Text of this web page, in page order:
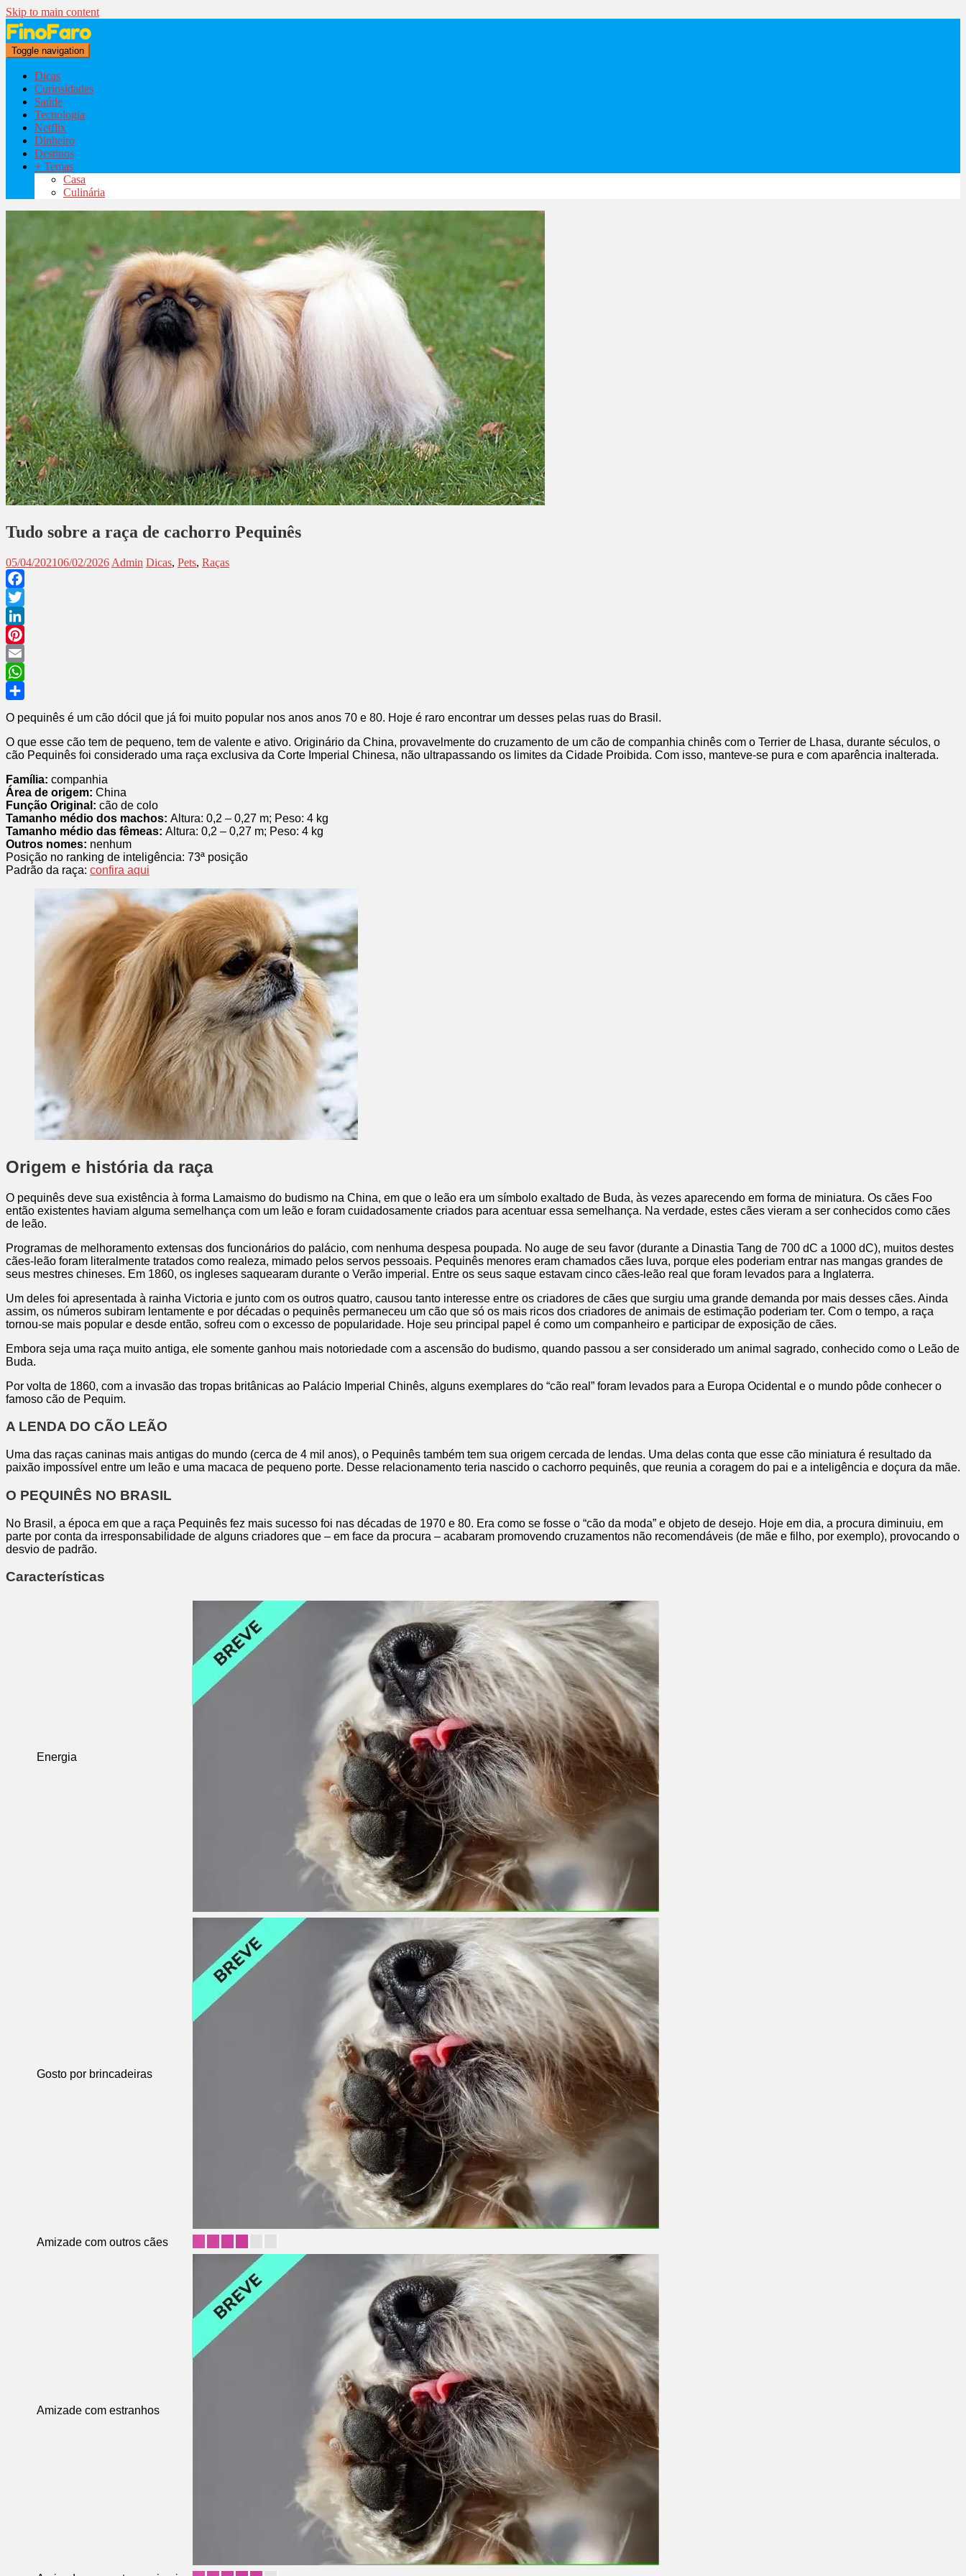
Skip to main content
Toggle navigation
Dicas
Curiosidades
Saúde
Tecnologia
Netflix
Dinheiro
Destinos
+ Temas
Casa
Culinária
Tudo sobre a raça de cachorro Pequinês
05/04/202106/02/2026 Admin Dicas, Pets, Raças
Facebook
Twitter
LinkedIn
Pinterest
Email
WhatsApp
O pequinês é um cão dócil que já foi muito popular nos anos anos 70 e 80. Hoje é raro encontrar um desses pelas ruas do Brasil.
O que esse cão tem de pequeno, tem de valente e ativo. Originário da China, provavelmente do cruzamento de um cão de companhia chinês com o Terrier de Lhasa, durante séculos, o
cão Pequinês foi considerado uma raça exclusiva da Corte Imperial Chinesa, não ultrapassando os limites da Cidade Proibida. Com isso, manteve-se pura e com aparência inalterada.
Família: companhia
Área de origem: China
Função Original: cão de colo
Tamanho médio dos machos: Altura: 0,2 – 0,27 m; Peso: 4 kg
Tamanho médio das fêmeas: Altura: 0,2 – 0,27 m; Peso: 4 kg
Outros nomes: nenhum
Posição no ranking de inteligência: 73ª posição
Padrão da raça: confira aqui
Origem e história da raça
O pequinês deve sua existência à forma Lamaismo do budismo na China, em que o leão era um símbolo exaltado de Buda, às vezes aparecendo em forma de miniatura. Os cães Foo
então existentes haviam alguma semelhança com um leão e foram cuidadosamente criados para acentuar essa semelhança. Na verdade, estes cães vieram a ser conhecidos como cães
de leão.
Programas de melhoramento extensas dos funcionários do palácio, com nenhuma despesa poupada. No auge de seu favor (durante a Dinastia Tang de 700 dC a 1000 dC), muitos destes
cães-leão foram literalmente tratados como realeza, mimado pelos servos pessoais. Pequinês menores eram chamados cães luva, porque eles poderiam entrar nas mangas grandes de
seus mestres chineses. Em 1860, os ingleses saquearam durante o Verão imperial. Entre os seus saque estavam cinco cães-leão real que foram levados para a Inglaterra.
Um deles foi apresentada à rainha Victoria e junto com os outros quatro, causou tanto interesse entre os criadores de cães que surgiu uma grande demanda por mais desses cães. Ainda
assim, os números subiram lentamente e por décadas o pequinês permaneceu um cão que só os mais ricos dos criadores de animais de estimação poderiam ter. Com o tempo, a raça
tornou-se mais popular e desde então, sofreu com o excesso de popularidade. Hoje seu principal papel é como um companheiro e participar de exposição de cães.
Embora seja uma raça muito antiga, ele somente ganhou mais notoriedade com a ascensão do budismo, quando passou a ser considerado um animal sagrado, conhecido como o Leão de
Buda.
Por volta de 1860, com a invasão das tropas britânicas ao Palácio Imperial Chinês, alguns exemplares do “cão real” foram levados para a Europa Ocidental e o mundo pôde conhecer o
famoso cão de Pequim.
A LENDA DO CÃO LEÃO
Uma das raças caninas mais antigas do mundo (cerca de 4 mil anos), o Pequinês também tem sua origem cercada de lendas. Uma delas conta que esse cão miniatura é resultado da
paixão impossível entre um leão e uma macaca de pequeno porte. Desse relacionamento teria nascido o cachorro pequinês, que reunia a coragem do pai e a inteligência e doçura da mãe.
O PEQUINÊS NO BRASIL
No Brasil, a época em que a raça Pequinês fez mais sucesso foi nas décadas de 1970 e 80. Era como se fosse o “cão da moda” e objeto de desejo. Hoje em dia, a procura diminuiu, em
parte por conta da irresponsabilidade de alguns criadores que – em face da procura – acabaram promovendo cruzamentos não recomendáveis (de mãe e filho, por exemplo), provocando o
desvio de padrão.
Características
Energia
Gosto por brincadeiras
Amizade com outros cães
Amizade com estranhos